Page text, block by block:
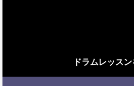
ドラムレッス